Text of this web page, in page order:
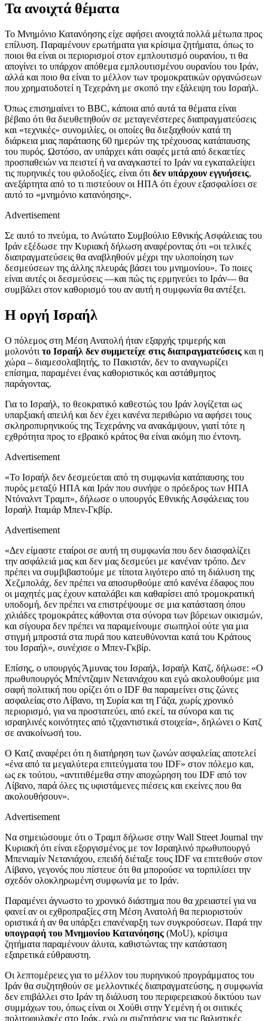
Τα ανοιχτά θέματα
Το Μνημόνιο Κατανόησης είχε αφήσει ανοιχτά πολλά μέτωπα προς
επίλυση. Παραμένουν ερωτήματα για κρίσιμα ζητήματα, όπως το
ποιοι θα είναι οι περιορισμοί στον εμπλουτισμό ουρανίου, τι θα
απογίνει το υπάρχον απόθεμα εμπλουτισμένου ουρανίου του Ιράν,
αλλά και ποιο θα είναι το μέλλον των τρομοκρατικών οργανώσεων
που χρηματοδοτεί η Τεχεράνη με σκοπό την εξάλειψη του Ισραήλ.
Όπως επισημαίνει το BBC, κάποια από αυτά τα θέματα είναι
βέβαιο ότι θα διευθετηθούν σε μεταγενέστερες διαπραγματεύσεις
και «τεχνικές» συνομιλίες, οι οποίες θα διεξαχθούν κατά τη
διάρκεια μιας παράτασης 60 ημερών της τρέχουσας κατάπαυσης
του πυρός. Ωστόσο, αν υπάρχει κάτι σαφές μετά από δεκαετίες
προσπαθειών να πειστεί ή να αναγκαστεί το Ιράν να εγκαταλείψει
τις πυρηνικές του φιλοδοξίες, είναι ότι δεν υπάρχουν εγγυήσεις,
ανεξάρτητα από το τι πιστεύουν οι ΗΠΑ ότι έχουν εξασφαλίσει σε
αυτό το «μνημόνιο κατανόησης».
Advertisement
Σε αυτό το πνεύμα, το Ανώτατο Συμβούλιο Εθνικής Ασφάλειας του
Ιράν εξέδωσε την Κυριακή δήλωση αναφέροντας ότι «οι τελικές
διαπραγματεύσεις θα αναβληθούν μέχρι την υλοποίηση των
δεσμεύσεων της άλλης πλευράς βάσει του μνημονίου». Το ποιες
είναι αυτές οι δεσμεύσεις —και πώς τις ερμηνεύει το Ιράν— θα
συμβάλει στον καθορισμό του αν αυτή η συμφωνία θα αντέξει.
Η οργή Ισραήλ
Ο πόλεμος στη Μέση Ανατολή ήταν εξαρχής τριμερής και
μολονότι το Ισραήλ δεν συμμετείχε στις διαπραγματεύσεις και η
χώρα – διαμεσολαβητής, το Πακιστάν, δεν το αναγνωρίζει
επίσημα, παραμένει ένας καθοριστικός και αστάθμητος
παράγοντας.
Για το Ισραήλ, το θεοκρατικό καθεστώς του Ιράν λογίζεται ως
υπαρξιακή απειλή και δεν έχει κανένα περιθώριο να αφήσει τους
σκληροπυρηνικούς της Τεχεράνης να ανακάμψουν, γιατί τότε η
εχθρότητα προς το εβραικό κράτος θα είναι ακόμη πιο έντονη.
Advertisement
«Το Ισραήλ δεν δεσμεύεται από τη συμφωνία κατάπαυσης του
πυρός μεταξύ ΗΠΑ και Ιράν που συνήψε ο πρόεδρος των ΗΠΑ
Ντόναλντ Τραμπ», δήλωσε ο υπουργός Εθνικής Ασφάλειας του
Ισραήλ Ιταμάρ Μπεν-Γκβίρ.
Advertisement
«Δεν είμαστε εταίροι σε αυτή τη συμφωνία που δεν διασφαλίζει
την ασφάλειά μας και δεν μας δεσμεύει με κανέναν τρόπο. Δεν
πρέπει να συμβιβαστούμε με τίποτα λιγότερο από τη διάλυση της
Χεζμπολάχ, δεν πρέπει να αποσυρθούμε από κανένα έδαφος που
οι μαχητές μας έχουν καταλάβει και καθαρίσει από τρομοκρατική
υποδομή, δεν πρέπει να επιστρέψουμε σε μια κατάσταση όπου
χιλιάδες τρομοκράτες κάθονται στα σύνορα των βόρειων οικισμών,
και σίγουρα δεν πρέπει να παραμείνουμε σιωπηλοί ούτε για μια
στιγμή μπροστά στα πυρά που κατευθύνονται κατά του Κράτους
του Ισραήλ», συνέχισε ο Μπεν-Γκβίρ.
Επίσης, ο υπουργός Άμυνας του Ισραήλ, Ισραήλ Κατζ, δήλωσε: «Ο
πρωθυπουργός Μπέντζαμιν Νετανιάχου και εγώ ακολουθούμε μια
σαφή πολιτική που ορίζει ότι ο IDF θα παραμείνει στις ζώνες
ασφαλείας στο Λίβανο, τη Συρία και τη Γάζα, χωρίς χρονικό
περιορισμό, για να προστατεύει, από εκεί, τα σύνορα και τις
ισραηλινές κοινότητες από τζιχαντιστικά στοιχεία», δηλώνει ο Κατζ
σε ανακοίνωσή του.
Ο Κατζ αναφέρει ότι η διατήρηση των ζωνών ασφαλείας αποτελεί
«ένα από τα μεγαλύτερα επιτεύγματα του IDF» στον πόλεμο και,
ως εκ τούτου, «αντιτιθέμεθα στην αποχώρηση του IDF από τον
Λίβανο, παρά όλες τις υφιστάμενες πιέσεις και εκείνες που θα
ακολουθήσουν».
Advertisement
Να σημειώσουμε ότι ο Τραμπ δήλωσε στην Wall Street Journal την
Κυριακή ότι είναι εξοργισμένος με τον Ισραηλινό πρωθυπουργό
Μπενιαμίν Νετανιάχου, επειδή διέταξε τους IDF να επιτεθούν στον
Λίβανο, γεγονός που πίστευε ότι θα μπορούσε να τορπιλίσει την
σχεδόν ολοκληρωμένη συμφωνία με το Ιράν.
Παραμένει άγνωστο το χρονικό διάστημα που θα χρειαστεί για να
φανεί αν οι εχθροπραξίες στη Μέση Ανατολή θα περιοριστούν
οριστικά ή αν θα υπάρξει επανέναρξη των συγκρούσεων. Παρά την
υπογραφή του Μνημονίου Κατανόησης (MoU), κρίσιμα
ζητήματα παραμένουν άλυτα, καθιστώντας την κατάσταση
εξαιρετικά εύθραυστη.
Οι λεπτομέρειες για το μέλλον του πυρηνικού προγράμματος του
Ιράν θα συζητηθούν σε μελλοντικές διαπραγματεύσης, η συμφωνία
δεν επιβάλλει στο Ιράν τη διάλυση του περιφερειακού δικτύου των
συμμάχων του, όπως είναι οι Χούθι στην Υεμένη ή οι σιιτικές
πολιτοφυλακές στο Ιράκ, ενώ οι συζητήσεις για τις βαλιστικές